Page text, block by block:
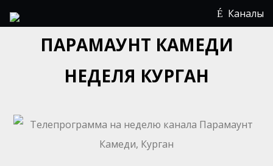
Каналы
ПАРАМАУНТ КАМЕДИ
НЕДЕЛЯ КУРГАН